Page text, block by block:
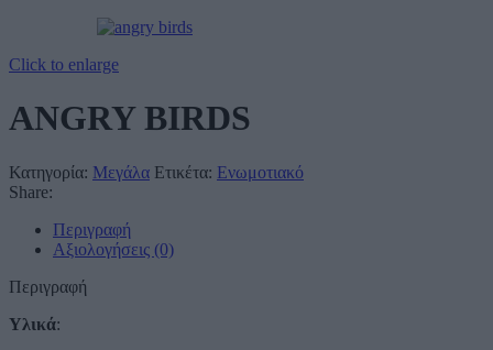
Click to enlarge
ANGRY BIRDS
Κατηγορία: Μεγάλα Ετικέτα: Ενωμοτιακό
Share:
Περιγραφή
Αξιολογήσεις (0)
Περιγραφή
Υλικά: